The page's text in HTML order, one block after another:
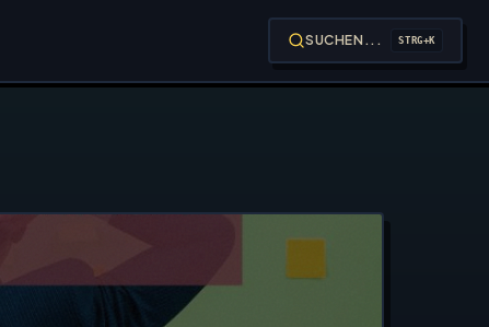
SUCHEN... STRG+K